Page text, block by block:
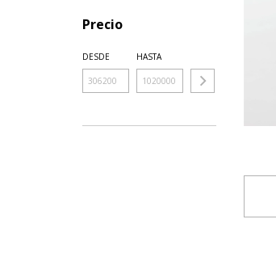
Precio
DESDE HASTA